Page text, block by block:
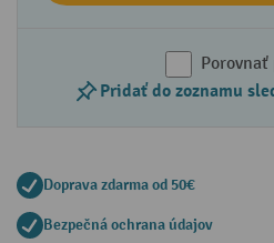
Pridať do zoznamu
Doprava zdarma od 50€
Bezpečná ochrana údajov